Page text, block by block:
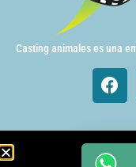
Casting animales es una